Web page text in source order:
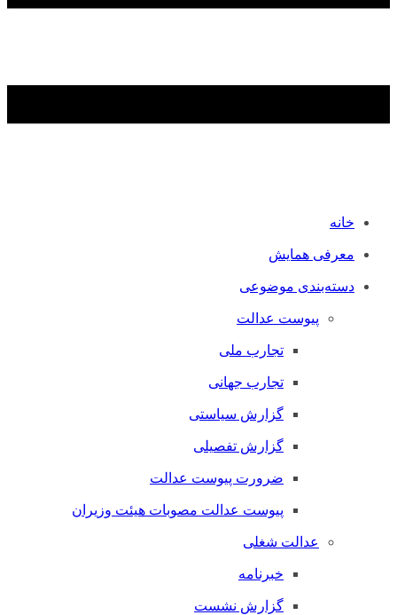
خانه
معرفی همایش
دسته‌بندی موضوعی
پیوست عدالت
تجارب ملی
تجارب جهانی
گزارش سیاستی
گزارش تفصیلی
ضرورت پیوست عدالت
پیوست عدالت مصوبات هیئت وزیران
عدالت شغلی
خبرنامه
گزارش نشست